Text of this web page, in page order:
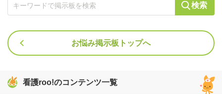
検索
お悩み掲示板トップへ
看護roo!のコンテンツ一覧